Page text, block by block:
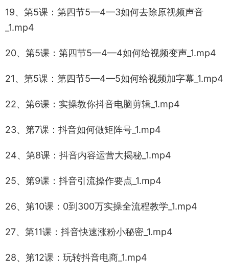
19、第5课：第四节5—4—3如何去除原视频声音
_1.mp4
20、第5课：第四节5—4—4如何给视频变声_1.mp4
21、第5课：第四节5—4—5如何给视频加字幕_1.mp4
22、第6课：实操教你抖音电脑剪辑_1.mp4
23、第7课：抖音如何做矩阵号_1.mp4
24、第8课：抖音内容运营大揭秘_1.mp4
25、第9课：抖音引流操作要点_1.mp4
26、第10课：0到300万实操全流程教学_1.mp4
27、第11课：抖音快速涨粉小秘密_1.mp4
28、第12课：玩转抖音电商_1.mp4